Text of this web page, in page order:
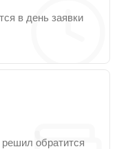
в день заявки
обратится